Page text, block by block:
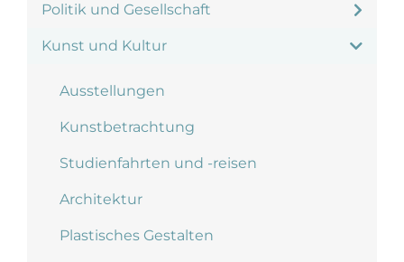
Politik und Gesellschaft
Kunst und Kultur
Ausstellungen
Kunstbetrachtung
Studienfahrten und -reisen
Architektur
Plastisches Gestalten